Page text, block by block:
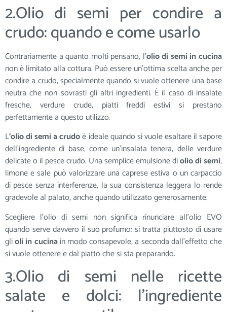
2.Olio di semi per condire a
crudo: quando e come usarlo
Contrariamente a quanto molti pensano, l’olio di semi in cucina
non è limitato alla cottura. Può essere un’ottima scelta anche per
condire a crudo, specialmente quando si vuole ottenere una base
neutra che non sovrasti gli altri ingredienti. È il caso di insalate
fresche, verdure crude, piatti freddi estivi si prestano
perfettamente a questo utilizzo.
L‘olio di semi a crudoè ideale quando si vuole esaltare il sapore
dell’ingrediente di base, come un’insalata tenera, delle verdure
delicate o il pesce crudo. Una semplice emulsione diolio di semi,
limone e sale può valorizzare una caprese estiva o un carpaccio
di pesce senza interferenze, la sua consistenza leggera lo rende
gradevole al palato, anche quando utilizzato generosamente.
Scegliere l’olio di semi non significa rinunciare all’olio EVO
quando serve davvero il suo profumo: si tratta piuttosto di usare
glioli in cucinain modo consapevole, a seconda dall’effetto che
si vuole ottenere e dal piatto che si sta preparando.
3.Olio di semi nelle ricette
salate e dolci: l’ingrediente